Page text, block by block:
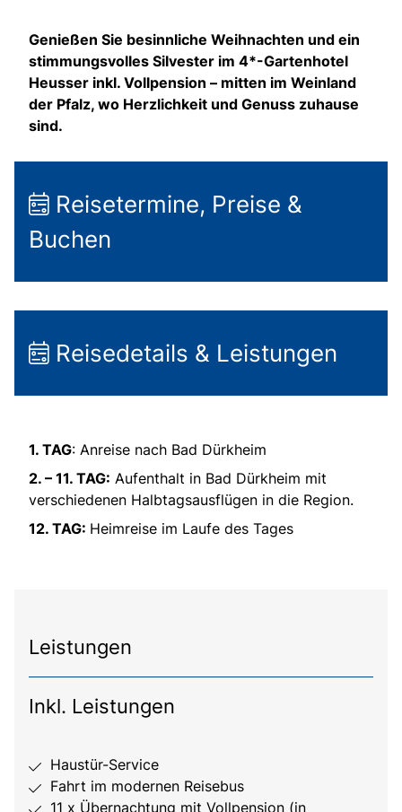
Genießen Sie besinnliche Weihnachten und ein
stimmungsvolles Silvester im 4*-Gartenhotel
Heusser inkl. Vollpension – mitten im Weinland
der Pfalz, wo Herzlichkeit und Genuss zuhause
sind.
Reisetermine, Preise &
Buchen
Reisedetails & Leistungen
1. TAG: Anreise nach Bad Dürkheim
2. – 11. TAG: Aufenthalt in Bad Dürkheim mit
verschiedenen Halbtagsausflügen in die Region.
12. TAG: Heimreise im Laufe des Tages
Leistungen
Inkl. Leistungen
Haustür-Service
Fahrt im modernen Reisebus
11 x Übernachtung mit Vollpension (in